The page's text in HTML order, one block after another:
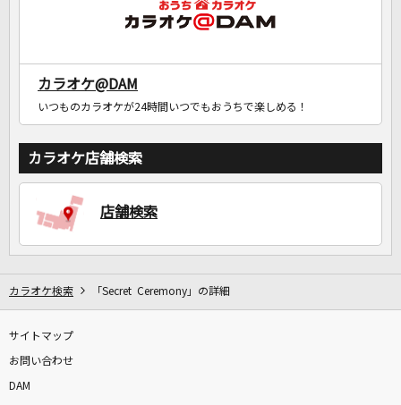
カラオケ@DAM
いつものカラオケが24時間いつでもおうちで楽しめる！
カラオケ店舗検索
店舗検索
カラオケ検索 「Secret Ceremony」の詳細
サイトマップ
お問い合わせ
DAM